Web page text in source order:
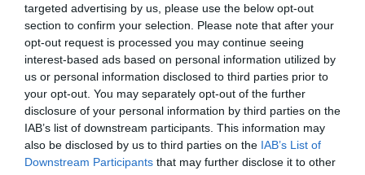
targeted advertising by us, please use the below opt-out
section to confirm your selection. Please note that after your
opt-out request is processed you may continue seeing
interest-based ads based on personal information utilized by
us or personal information disclosed to third parties prior to
your opt-out. You may separately opt-out of the further
disclosure of your personal information by third parties on the
IAB’s list of downstream participants. This information may
also be disclosed by us to third parties on the IAB’s List of
Downstream Participants that may further disclose it to other
Mi az az autista „meltdown” (leolvadás)?
Leolvadás közben:
Ne kérdezz, ne kérj, ne utasíts: a személy ekkor nem képes
racionális döntésekre, logikai válaszokra. A sok kérdés csak